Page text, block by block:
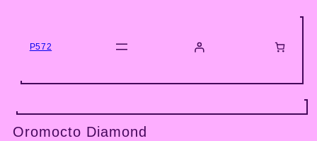
contentP572
Oromocto Diamond